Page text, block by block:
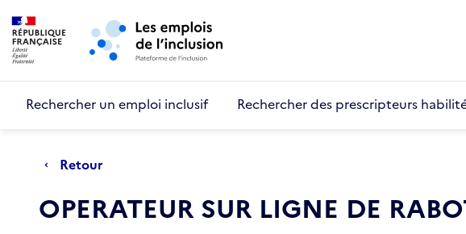
Aller au menu principal
Rechercher un emploi inclusif Rechercher des prescripteurs
Retour
OPERATEUR SUR LIGNE DE